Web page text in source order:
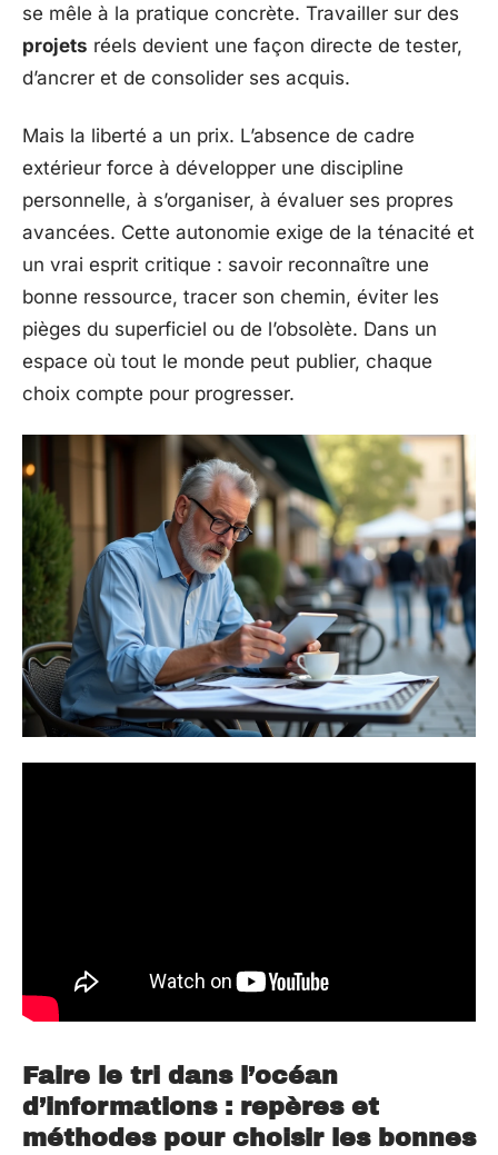
se mêle à la pratique concrète. Travailler sur des
projets réels devient une façon directe de tester,
d’ancrer et de consolider ses acquis.
Mais la liberté a un prix. L’absence de cadre
extérieur force à développer une discipline
personnelle, à s’organiser, à évaluer ses propres
avancées. Cette autonomie exige de la ténacité et
un vrai esprit critique : savoir reconnaître une
bonne ressource, tracer son chemin, éviter les
pièges du superficiel ou de l’obsolète. Dans un
espace où tout le monde peut publier, chaque
choix compte pour progresser.
Faire le tri dans l’océan
d’informations : repères et
méthodes pour choisir les bonnes